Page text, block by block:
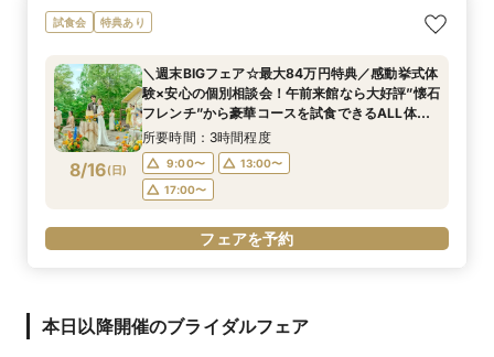
試食会 特典あり
8/16(日)
＼週末BIGフェア☆最大84万円特典／感動挙式体
験×安心の個別相談会！午前来館なら大好評”懐石
フレンチ”から豪華コースを試食できるALL体
感！全館見学★来館時タクシー代3000円負担付
所要時間：3時間程度
9:00〜
13:00〜
17:00〜
フェアを予約
本日以降開催のブライダルフェア